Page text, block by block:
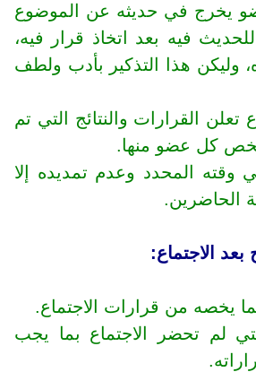
يخرج في حديثه عن الموضوع
للحديث فيه بعد اتخاذ قرار فيه،
وليكن هذا التذكير بأدب ولطف
تعلن القرارات والنتائج التي تم
يخص كل عضو منها.
وقته المحدد وعدم تمديده إلا
الحاضرين.
بعد الاجتماع:
يخصه من قرارات الاجتماع.
لم تحضر الاجتماع بما يجب